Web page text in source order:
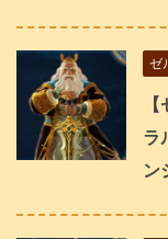
ゼ
ラ
ン